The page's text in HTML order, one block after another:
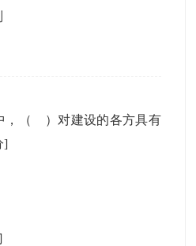
，（ ）对建设的各方具有
]